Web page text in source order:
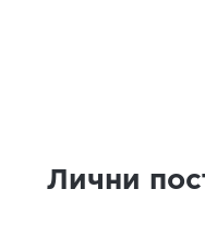
Лични